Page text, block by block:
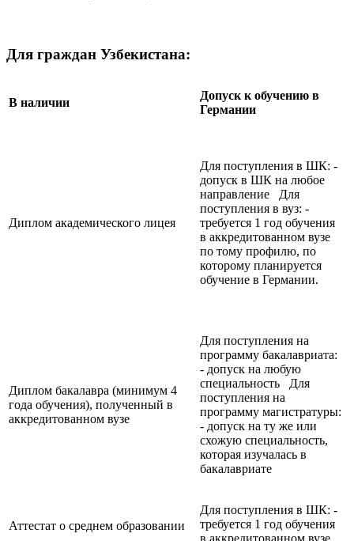
Для граждан Узбекистана:
В наличии
Допуск к обучению в
Германии
Диплом академического лицея
Для поступления в ШК: -
допуск в ШК на любое
направление Для
поступления в вуз: -
требуется 1 год обучения
в аккредитованном вузе
по тому профилю, по
которому планируется
обучение в Германии.
Диплом бакалавра (минимум 4
года обучения), полученный в
аккредитованном вузе
Для поступления на
программу бакалавриата:
- допуск на любую
специальность Для
поступления на
программу магистратуры:
- допуск на ту же или
схожую специальность,
которая изучалась в
бакалавриате
Аттестат о среднем образовании
Для поступления в ШК: -
требуется 1 год обучения
в аккредитованном вузе